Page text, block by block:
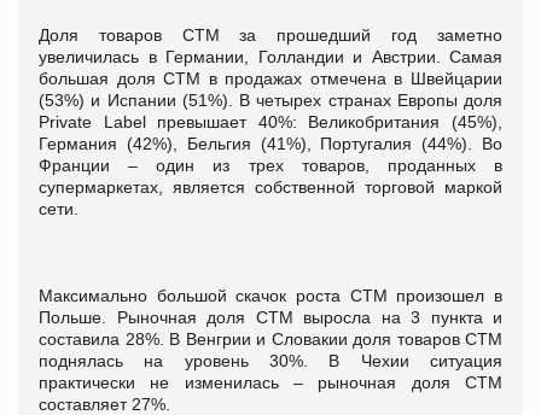
Доля товаров СТМ за прошедший год заметно
увеличилась в Германии, Голландии и Австрии. Самая
большая доля СТМ в продажах отмечена в Швейцарии
(53%) и Испании (51%). В четырех странах Европы доля
Private Label превышает 40%: Великобритания (45%),
Германия (42%), Бельгия (41%), Португалия (44%). Во
Франции – один из трех товаров, проданных в
супермаркетах, является собственной торговой маркой
сети.
Максимально большой скачок роста СТМ произошел в
Польше. Рыночная доля СТМ выросла на 3 пункта и
составила 28%. В Венгрии и Словакии доля товаров СТМ
поднялась на уровень 30%. В Чехии ситуация
практически не изменилась – рыночная доля СТМ
составляет 27%.